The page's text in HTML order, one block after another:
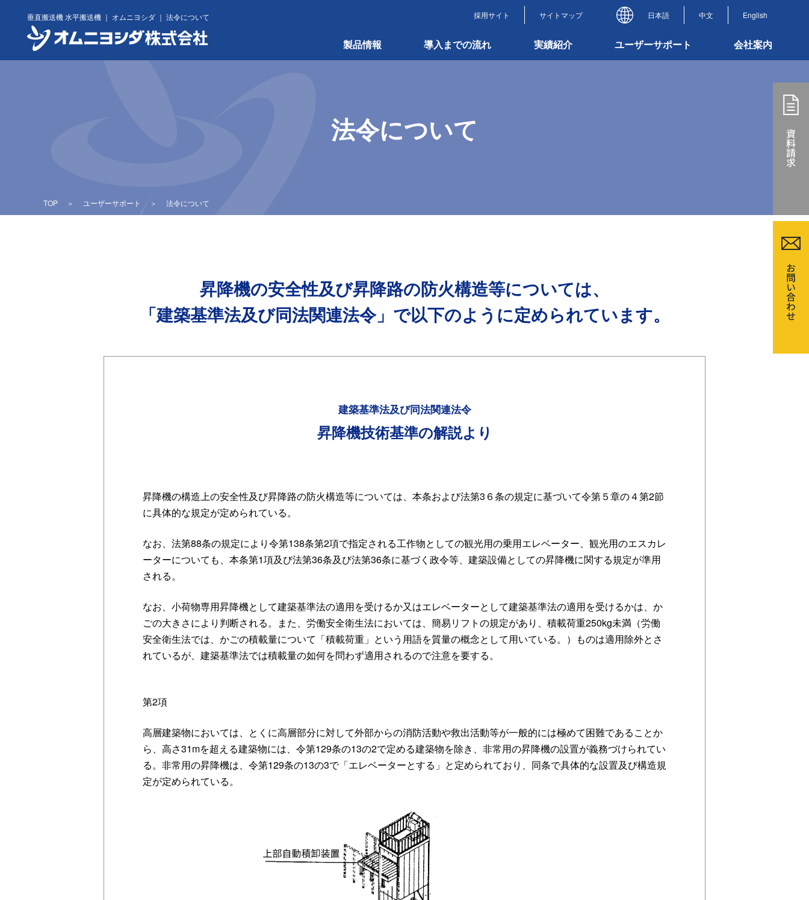
content
垂直搬送機 水平搬送機 ｜ オムニヨシダ ｜ 法令について
製品情報 導入までの流れ 実績紹介 ユーザーサポート 会社案内
採用サイト サイトマップ 日本語 中文 English
法令について
TOP ＞ ユーザーサポート ＞ 法令について
昇降機の安全性及び昇降路の防火構造等については、
「建築基準法及び同法関連法令」で以下のように定められています。
建築基準法及び同法関連法令
昇降機技術基準の解説より
昇降機の構造上の安全性及び昇降路の防火構造等については、本条および法第3６条の規定に基づいて令第５章の４第2節
に具体的な規定が定められている。
なお、法第88条の規定により令第138条第2項で指定される工作物としての観光用の乗用エレベーター、観光用のエスカレ
ーターについても、本条第1項及び法第36条及び法第36条に基づく政令等、建築設備としての昇降機に関する規定が準用
される。
なお、小荷物専用昇降機として建築基準法の適用を受けるか又はエレベーターとして建築基準法の適用を受けるかは、か
ごの大きさにより判断される。また、労働安全衛生法においては、簡易リフトの規定があり、積載荷重250kg未満（労働
安全衛生法では、かごの積載量について「積載荷重」という用語を質量の概念として用いている。）ものは適用除外とさ
れているが、建築基準法では積載量の如何を問わず適用されるので注意を要する。
第2項
高層建築物においては、とくに高層部分に対して外部からの消防活動や救出活動等が一般的には極めて困難であることか
ら、高さ31mを超える建築物には、令第129条の13の2で定める建築物を除き、非常用の昇降機の設置が義務づけられてい
る。非常用の昇降機は、令第129条の13の3で「エレベーターとする」と定められており、同条で具体的な設置及び構造規
定が定められている。